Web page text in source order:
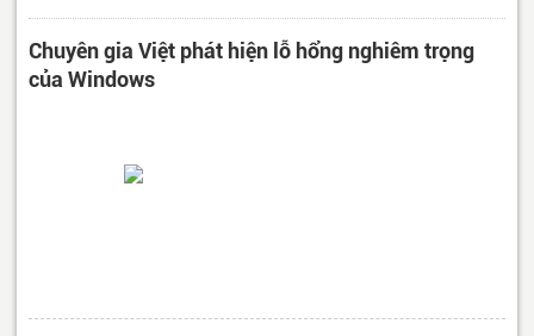
Chuyên gia Việt phát hiện lỗ hổng nghiêm trọng
của Windows